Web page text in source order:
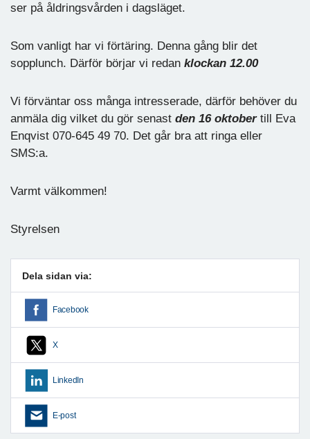
ser på åldringsvården i dagsläget.
Som vanligt har vi förtäring. Denna gång blir det
sopplunch. Därför börjar vi redan klockan 12.00
Vi förväntar oss många intresserade, därför behöver du
anmäla dig vilket du gör senast den 16 oktobertill Eva
Enqvist 070-645 49 70. Det går bra att ringa eller
SMS:a.
Varmt välkommen!
Styrelsen
Dela sidan via:
Facebook
X
LinkedIn
E-post